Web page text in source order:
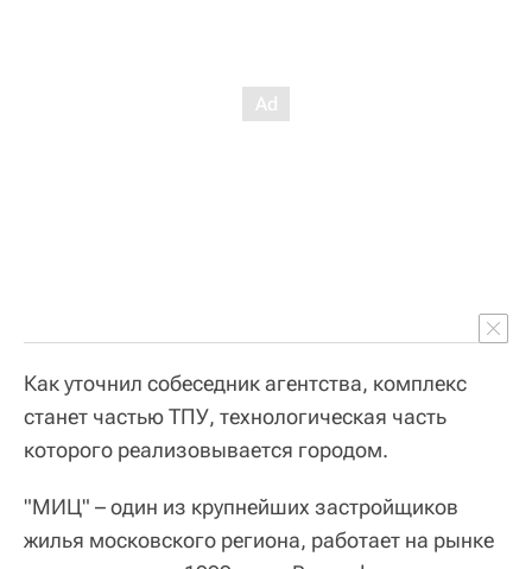
Как уточнил собеседник агентства, комплекс
станет частью ТПУ, технологическая часть
которого реализовывается городом.
"МИЦ" – один из крупнейших застройщиков
жилья московского региона, работает на рынке